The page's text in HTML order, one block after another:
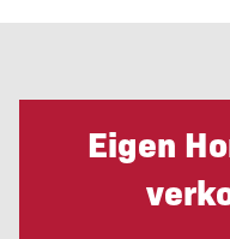
Eigen